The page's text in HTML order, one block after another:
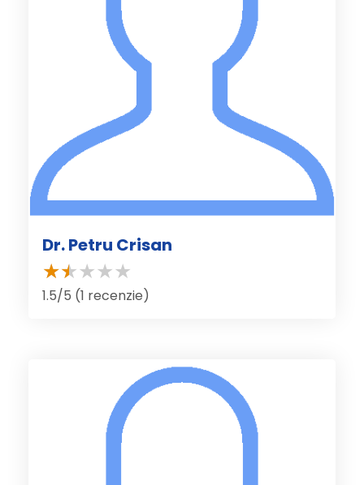
Dr. Petru Crisan
1.5/5 (1 recenzie)